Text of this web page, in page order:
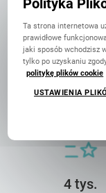
14 lat
4 tys.
Polityka
Ta strona internetowa
prawidłowe
jaki sposób wchodzisz
tylko po uzyskaniu
politykę plików cookie
USTAWIENIA